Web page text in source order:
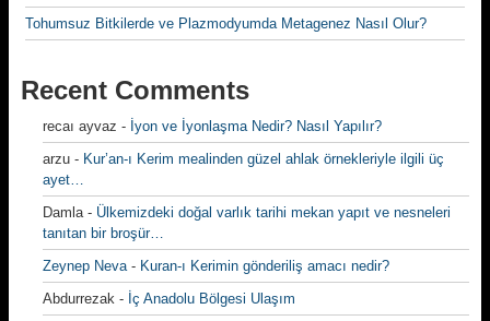
Tohumsuz Bitkilerde ve Plazmodyumda Metagenez Nasıl Olur?
Recent Comments
recaı ayvaz - İyon ve İyonlaşma Nedir? Nasıl Yapılır?
arzu - Kur’an-ı Kerim mealinden güzel ahlak örnekleriyle ilgili üç
ayet…
Damla- Ülkemizdeki doğal varlık tarihi mekan yapıt ve nesneleri
tanıtan bir broşür…
Zeynep Neva- Kuran-ı Kerimin gönderiliş amacı nedir?
Abdurrezak - İç Anadolu Bölgesi Ulaşım